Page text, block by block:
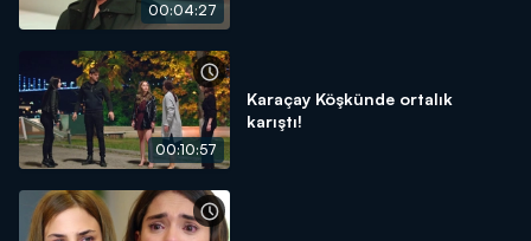
00:04:27
00:10:57
Karaçay Köşkünde ortalık
karıştı!